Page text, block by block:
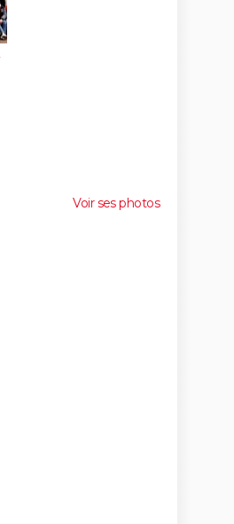
Voir ses photos